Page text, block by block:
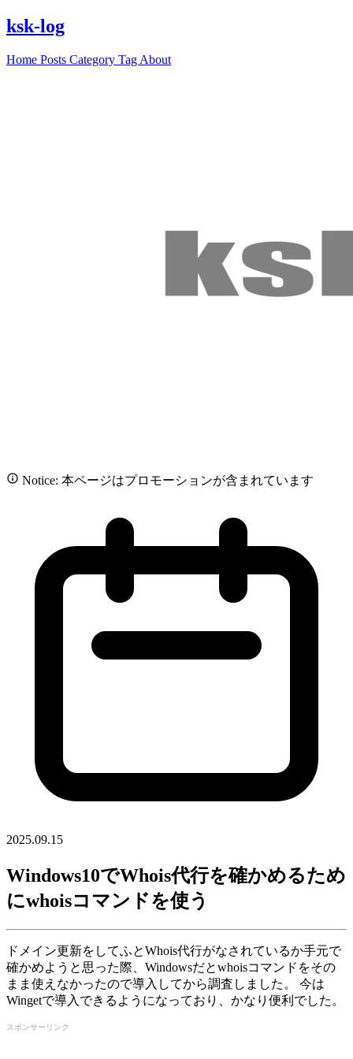
ksk-log
Home Posts Category Tag About
Notice: 本ページはプロモーションが含まれています
2025.09.15
Windows10でWhois代行を確かめるため
にwhoisコマンドを使う
ドメイン更新をしてふとWhois代行がなされているか手元で
確かめようと思った際、Windowsだとwhoisコマンドをその
まま使えなかったので導入してから調査しました。 今は
Wingetで導入できるようになっており、かなり便利でした。
スポンサーリンク